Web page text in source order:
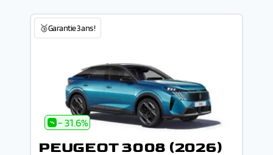
🥉Garantie 3 ans !
- 31.6%
PEUGEOT 3008 (2026)